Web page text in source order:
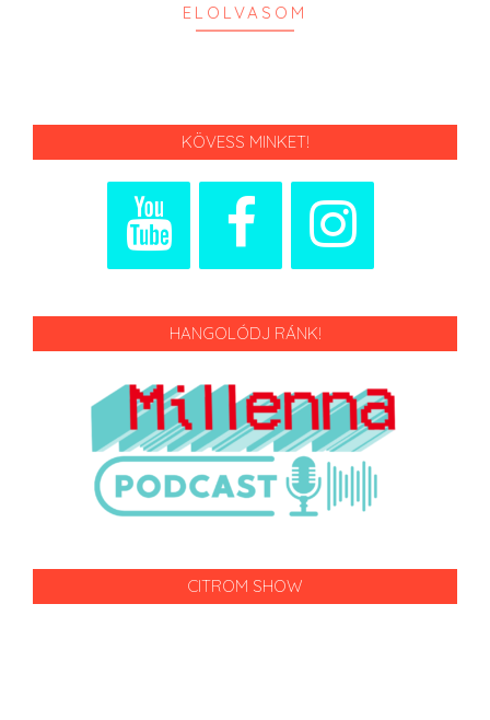
ELOLVASOM
KÖVESS MINKET!
HANGOLÓDJ RÁNK!
CITROM SHOW